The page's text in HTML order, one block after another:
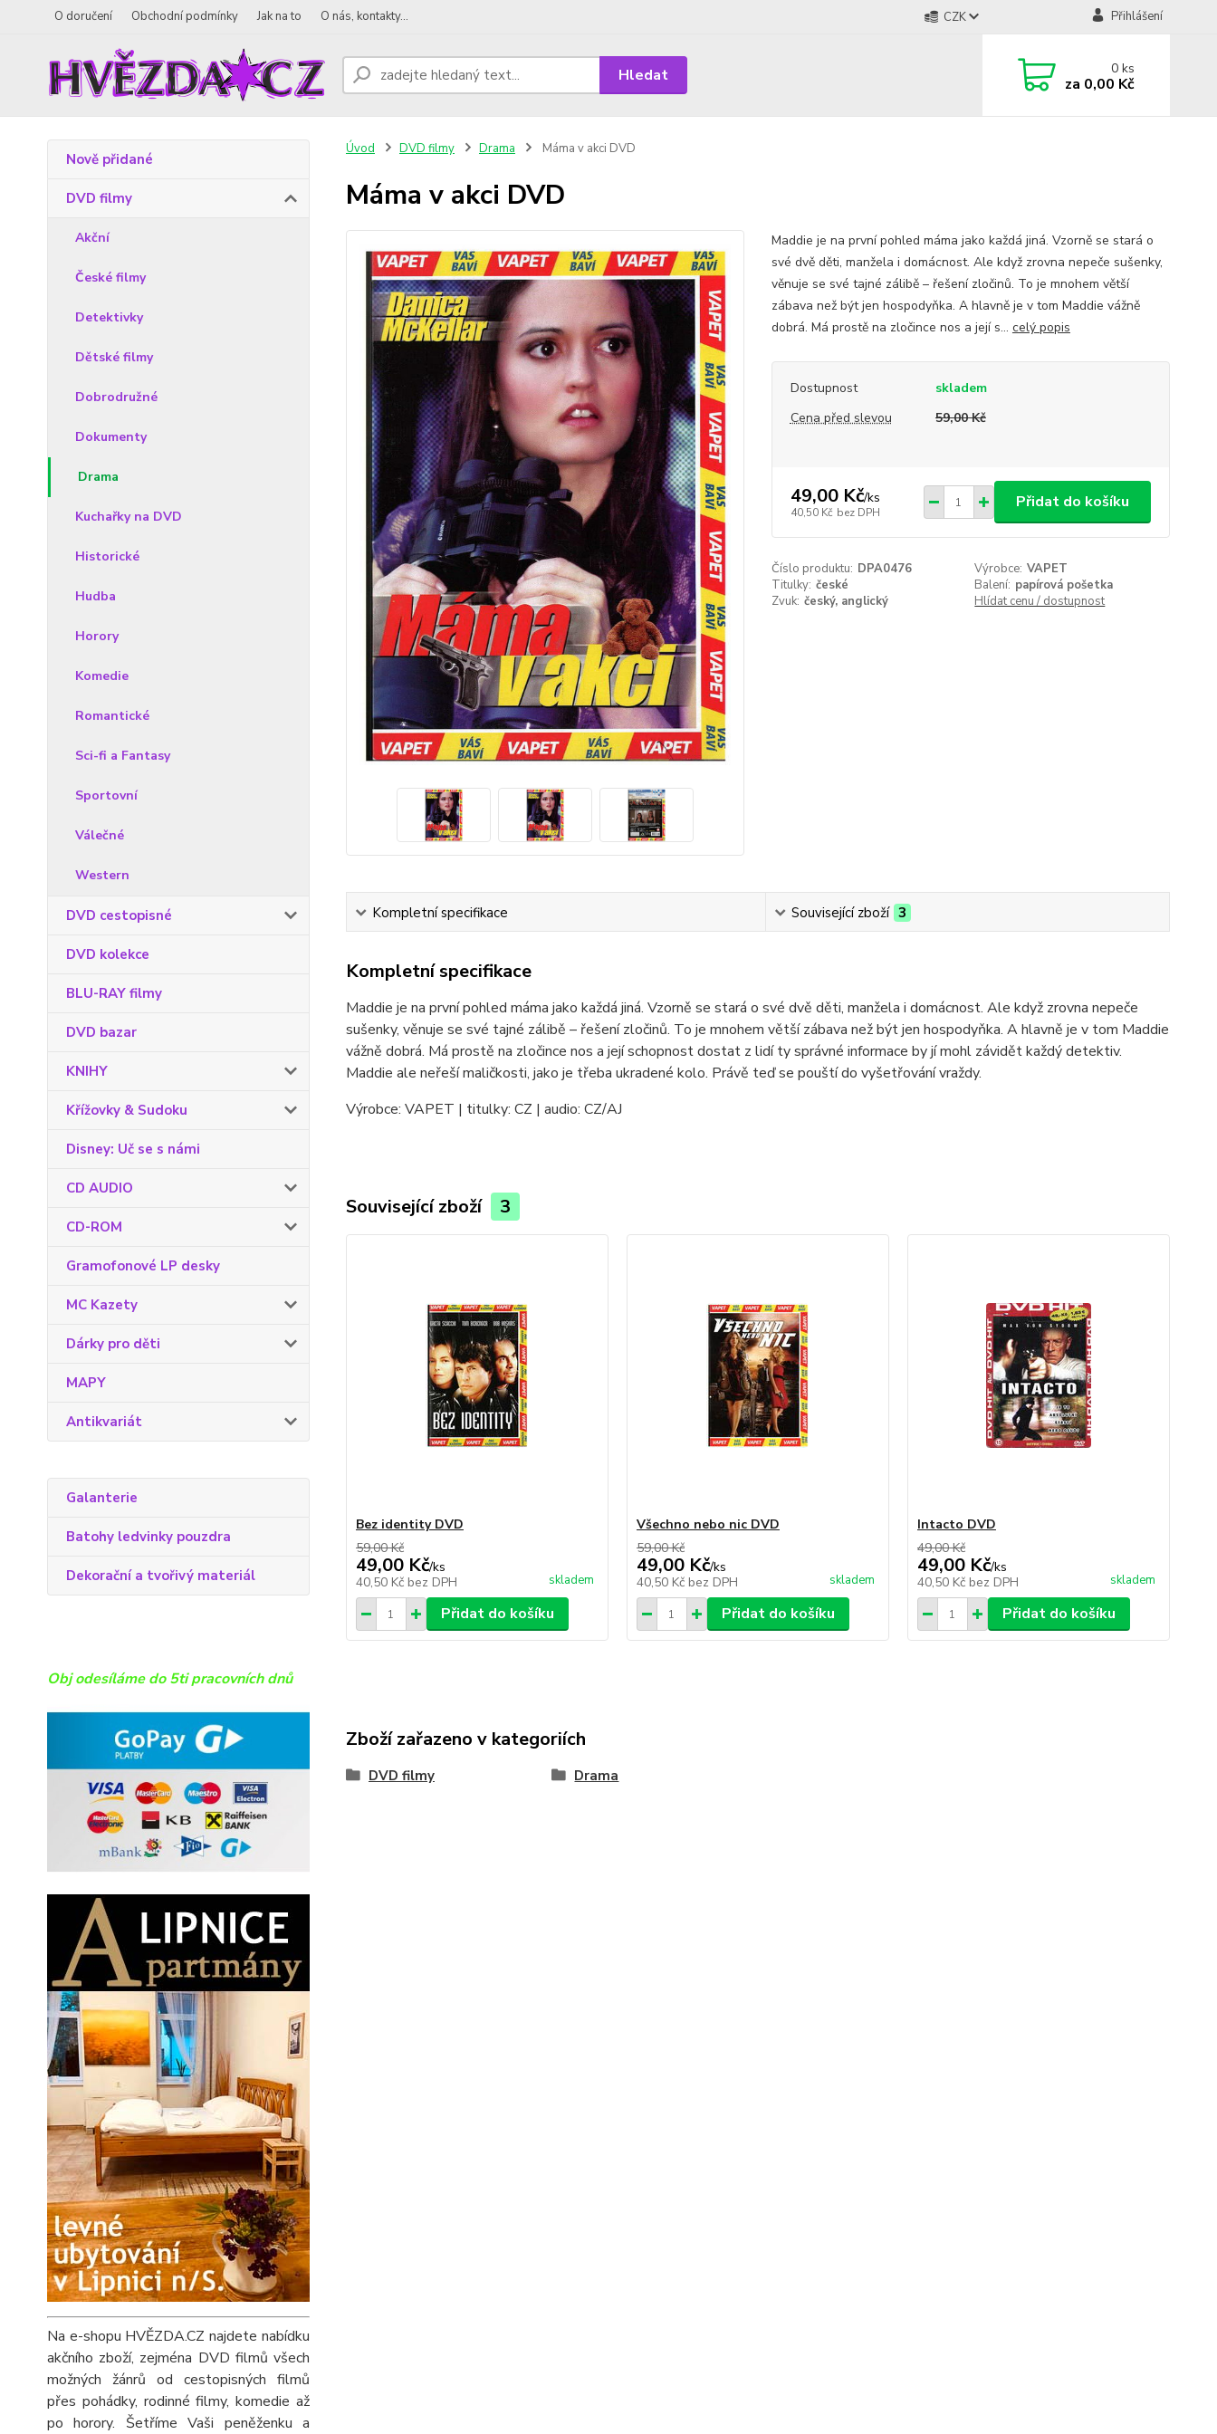
O doručení Obchodní podmínky Jak na to O nás, kontakty... CZK Přihlášení
Hledat 0ks
za 0,00 Kč
Nově přidané
DVD filmy
Akční
České filmy
Detektivky
Dětské filmy
Dobrodružné
Dokumenty
Drama
Kuchařky na DVD
Historické
Hudba
Horory
Komedie
Romantické
Sci-fi a Fantasy
Sportovní
Válečné
Western
DVD cestopisné
DVD kolekce
BLU-RAY filmy
DVD bazar
KNIHY
Křížovky & Sudoku
Disney: Uč se s námi
CD AUDIO
CD-ROM
Gramofonové LP desky
MC Kazety
Dárky pro děti
MAPY
Antikvariát
Galanterie
Batohy ledvinky pouzdra
Dekorační a tvořivý materiál
Obj odesíláme do 5ti pracovních dnů
Na e-shopu HVĚZDA.CZ najdete nabídku
akčního zboží, zejména DVD filmů všech
možných žánrů od cestopisných filmů
přes pohádky, rodinné filmy, komedie až
po horory. Šetříme Vaši peněženku a
Úvod DVD filmy Drama Máma v akci DVD
Máma v akci DVD
Maddie je na první pohled máma jako každá jiná. Vzorně se stará o
své dvě děti, manžela i domácnost. Ale když zrovna nepeče sušenky,
věnuje se své tajné zálibě – řešení zločinů. To je mnohem větší
zábava než být jen hospodyňka. A hlavně je v tom Maddie vážně
dobrá. Má prostě na zločince nos a její s... celý popis
Dostupnost
skladem
Cena před slevou
59,00 Kč
49,00 Kč/ks
40,50 Kč bez DPH
Přidat do košíku
Číslo produktu: DPA0476 Výrobce: VAPET
Titulky: české Balení: papírová pošetka
Zvuk: český, anglický Hlídat cenu / dostupnost
Kompletní specifikace Související zboží 3
Kompletní specifikace
Maddie je na první pohled máma jako každá jiná. Vzorně se stará o své dvě děti, manžela i domácnost. Ale když zrovna nepeče
sušenky, věnuje se své tajné zálibě – řešení zločinů. To je mnohem větší zábava než být jen hospodyňka. A hlavně je v tom Maddie
vážně dobrá. Má prostě na zločince nos a její schopnost dostat z lidí ty správné informace by jí mohl závidět každý detektiv.
Maddie ale neřeší maličkosti, jako je třeba ukradené kolo. Právě teď se pouští do vyšetřování vraždy.
Výrobce: VAPET | titulky: CZ | audio: CZ/AJ
Související zboží 3
Bez identity DVD
59,00 Kč
49,00 Kč/ks
40,50 Kč bez DPH skladem
Přidat do košíku
Všechno nebo nic DVD
59,00 Kč
49,00 Kč/ks
40,50 Kč bez DPH skladem
Přidat do košíku
Intacto DVD
49,00 Kč
49,00 Kč/ks
40,50 Kč bez DPH skladem
Přidat do košíku
Zboží zařazeno v kategoriích
DVD filmy Drama